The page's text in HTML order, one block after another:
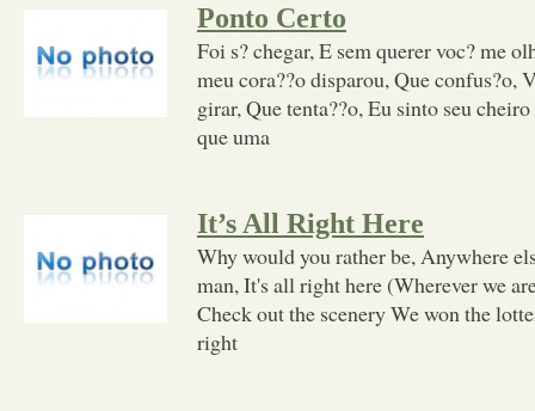
Ponto Certo
Foi s? chegar, E sem querer voc? me
meu cora??o disparou, Que confus?o,
girar, Que tenta??o, Eu sinto seu
que uma
It’s All Right Here
Why would you rather be, Anywhere
man, It's all right here (Wherever we
Check out the scenery We won the
right